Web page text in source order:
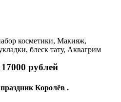
косметики, Макияж,
блеск тату, Аквагрим
рублей
Королёв .